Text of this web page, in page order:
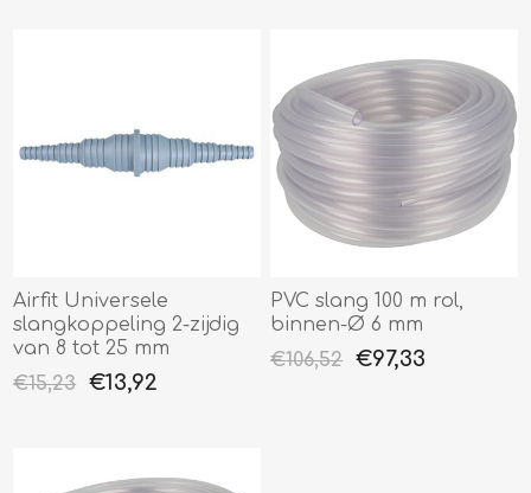
Airfit Universele
slangkoppeling 2-zijdig
van 8 tot 25 mm
€15,23
€13,92
PVC slang 100 m rol,
binnen-Ø 6 mm
€106,52
€97,33